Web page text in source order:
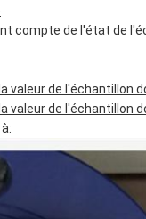
compte de l'état de
valeur de l'échantillon
valeur de l'échantillon